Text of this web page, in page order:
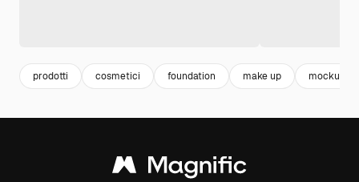
prodotti cosmetici foundation make up mockup